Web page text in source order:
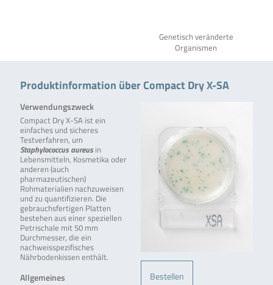
Genetisch veränderte
Organismen
Produktinformation über Compact Dry X-SA
Bestellen
Verwendungszweck
Compact Dry X-SA ist ein
einfaches und sicheres
Testverfahren, um
Staphylococcus aureusin
Lebensmitteln, Kosmetika oder
anderen (auch
pharmazeutischen)
Rohmaterialien nachzuweisen
und zu quantifizieren. Die
gebrauchsfertigen Platten
bestehen aus einer speziellen
Petrischale mit 50 mm
Durchmesser, die ein
nachweisspezifisches
Nährbodenkissen enthält.
Allgemeines